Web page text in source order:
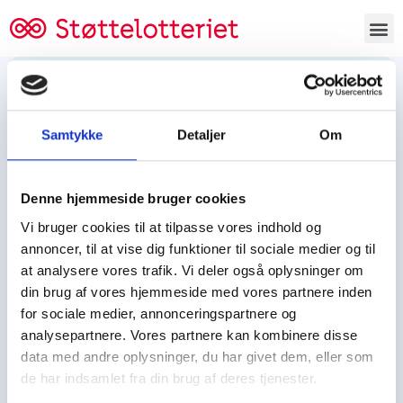
Samtykke Detaljer Om
Denne hjemmeside bruger cookies
Vi bruger cookies til at tilpasse vores indhold og
annoncer, til at vise dig funktioner til sociale medier og til
at analysere vores trafik. Vi deler også oplysninger om
din brug af vores hjemmeside med vores partnere inden
for sociale medier, annonceringspartnere og
analysepartnere. Vores partnere kan kombinere disse
data med andre oplysninger, du har givet dem, eller som
de har indsamlet fra din brug af deres tjenester.
Tjen penge og støt
Tjen penge til:
Spejdere/spejdergruppen/FDF’ere, m.fl.
Kontor
Tjenpengeogstoet.dk
Ejby Industrivej 91
DK – 2600 Glostrup
CVR: 19347508